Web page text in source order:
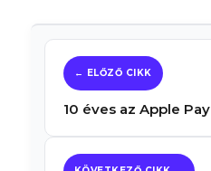
10 éves az Apple Pay